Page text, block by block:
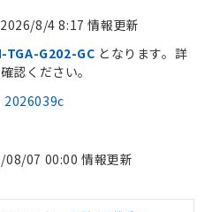
2026/8/4 8:17 情報更新
2026039c
TGA-G202-GC となります。詳
認ください。
08/07 00:00 情報更新